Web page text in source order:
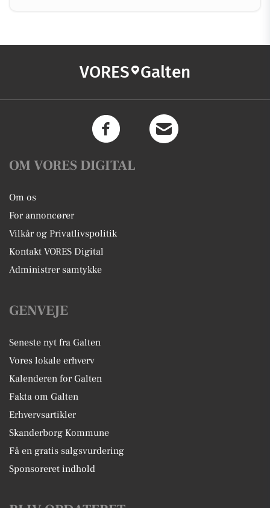
VORES Galten
OM VORES DIGITAL
Om os
For annoncører
Vilkår og Privatlivspolitik
Kontakt VORES Digital
Administrer samtykke
GENVEJE
Seneste nyt fra Galten
Vores lokale erhverv
Kalenderen for Galten
Fakta om Galten
Erhvervsartikler
Skanderborg Kommune
Få en gratis salgsvurdering
Sponsoreret indhold